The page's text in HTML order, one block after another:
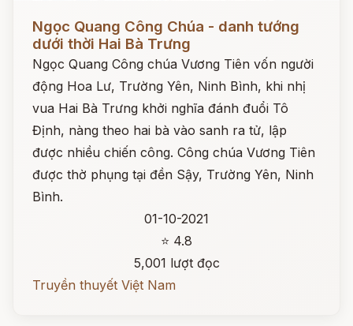
Ngọc Quang Công Chúa - danh tướng
dưới thời Hai Bà Trưng
Ngọc Quang Công chúa Vương Tiên vốn người
động Hoa Lư, Trường Yên, Ninh Bình, khi nhị
vua Hai Bà Trưng khởi nghĩa đánh đuổi Tô
Định, nàng theo hai bà vào sanh ra tử, lập
được nhiều chiến công. Công chúa Vương Tiên
được thờ phụng tại đền Sậy, Trường Yên, Ninh
Bình.
01-10-2021
⭐ 4.8
5,001 lượt đọc
Truyền thuyết Việt Nam